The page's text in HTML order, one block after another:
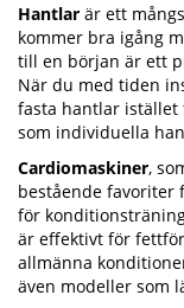
Hantlar är ett
kommer bra igång
till en början är ett
När du med tiden
fasta hantlar istället
som individuella
Cardiomaskiner,
bestående favoriter
för
är effektivt för
allmänna
även modeller som